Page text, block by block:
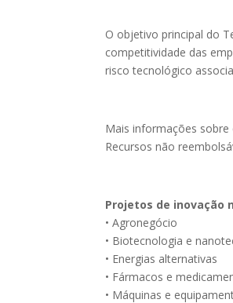
O objetivo principal do
competitividade das
risco tecnológico
Mais informações
Recursos não
Projetos de inovação
• Agronegócio
• Biotecnologia e
• Energias alternativas
• Fármacos e
• Máquinas e